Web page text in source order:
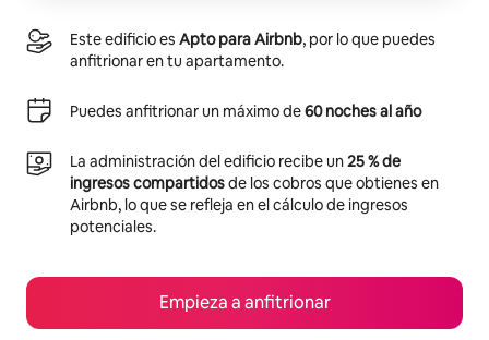
Este edificio es Apto para Airbnb, por lo que puedes
anfitrionar en tu apartamento.
Puedes anfitrionar un máximo de60 noches al año
La administración del edificio recibe un25 % de
ingresos compartidosde los cobros que obtienes en
Airbnb, lo que se refleja en el cálculo de ingresos
potenciales.
Empieza a anfitrionar